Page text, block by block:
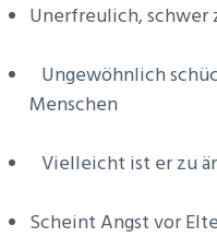
Unerfreulich, schwer
Ungewöhnlich
Menschen
Vielleicht ist er zu
Scheint Angst vor